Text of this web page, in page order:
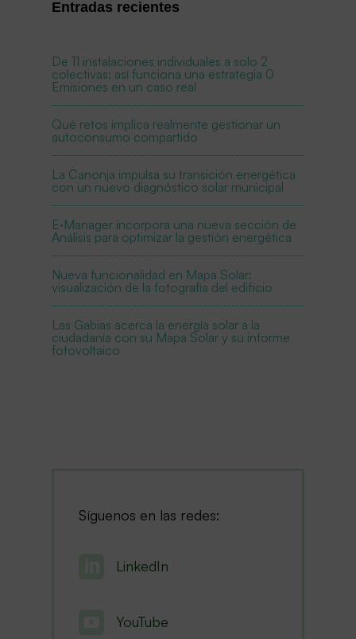
Entradas recientes
De 11 instalaciones individuales a solo 2
colectivas: así funciona una estrategia 0
Emisiones en un caso real
Qué retos implica realmente gestionar un
autoconsumo compartido
La Canonja impulsa su transición energética
con un nuevo diagnóstico solar municipal
E·Manager incorpora una nueva sección de
Análisis para optimizar la gestión energética
Nueva funcionalidad en Mapa Solar:
visualización de la fotografía del edificio
Las Gabias acerca la energía solar a la
ciudadanía con su Mapa Solar y su informe
fotovoltaico
Síguenos en las redes:
LinkedIn
YouTube